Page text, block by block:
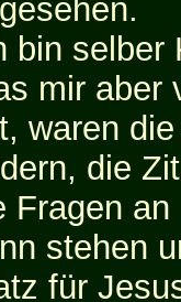
bin selber
mir aber
waren
die
Fragen
stehen
für